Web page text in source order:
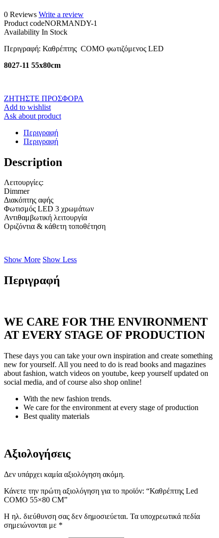
0 Reviews Write a review
Product codeNORMANDY-1
Availability In Stock
Περιγραφή: Καθρέπτης COMO φωτιζόμενος LED
8027-11 55x80cm
ΖΗΤΗΣΤΕ ΠΡΟΣΦΟΡΑ
Add to wishlist
Ask about product
Περιγραφή
Περιγραφή
Description
Λειτουργίες:
Dimmer
Διακόπτης αφής
Φωτισμός LED 3 χρωμάτων
Αντιθαμβωτική λειτουργία
Οριζόντια & κάθετη τοποθέτηση
Show More Show Less
Περιγραφή
WE CARE FOR THE ENVIRONMENT
AT EVERY STAGE OF PRODUCTION
These days you can take your own inspiration and create something
new for yourself. All you need to do is read books and magazines
about fashion, watch videos on youtube, keep yourself updated on
social media, and of course also shop online!
With the new fashion trends.
We care for the environment at every stage of production
Best quality materials
Αξιολογήσεις
Δεν υπάρχει καμία αξιολόγηση ακόμη.
Κάνετε την πρώτη αξιολόγηση για το προϊόν: “Καθρέπτης Led
COMO 55×80 CM”
Η ηλ. διεύθυνση σας δεν δημοσιεύεται. Τα υποχρεωτικά πεδία
σημειώνονται με *